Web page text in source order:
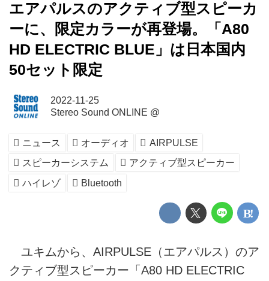
エアパルスのアクティブ型スピーカ
ーに、限定カラーが再登場。「A80
HD ELECTRIC BLUE」は日本国内
50セット限定
2022-11-25
Stereo Sound ONLINE @
ニュース オーディオ
AIRPULSE
スピーカーシステム
アクティブ型スピーカー
ハイレゾ
Bluetooth
ユキムから、AIRPULSE（エアパルス）のア
クティブ型スピーカー「A80 HD ELECTRIC